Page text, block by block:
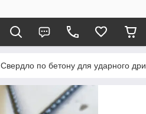
Свердло по бетону для ударного